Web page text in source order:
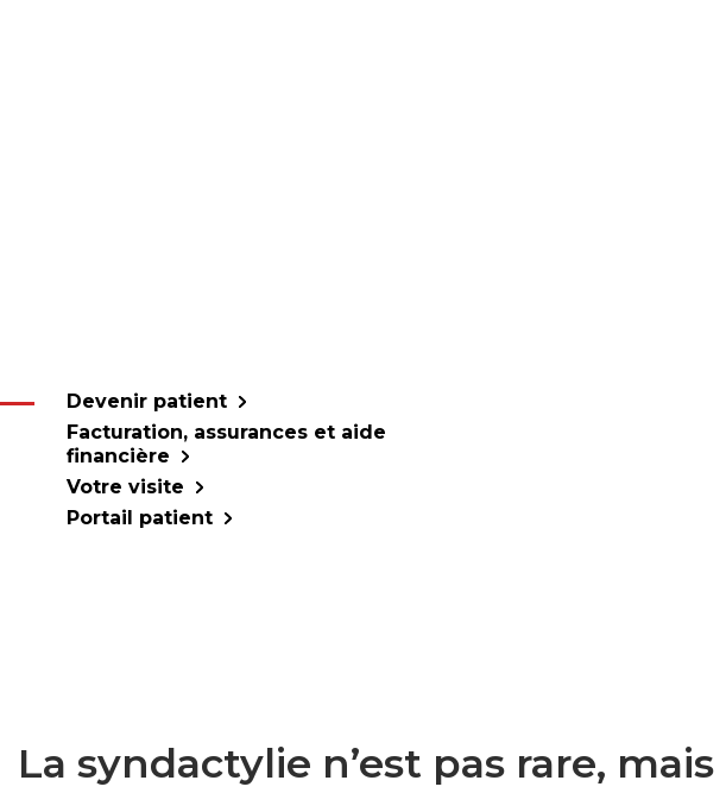
Devenir patient
Facturation, assurances et aide
financière
Votre visite
Portail patient
La syndactylie n’est pas rare,